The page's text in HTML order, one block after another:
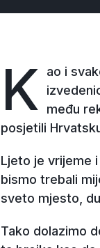
K
ao i
među
posjetili
Ljeto je vrijeme
bismo trebali
sveto mjesto,
Tako dolazimo